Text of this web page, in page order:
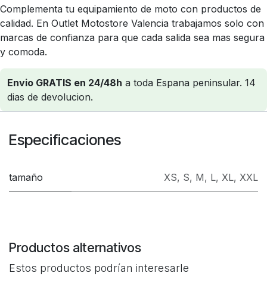
Complementa tu equipamiento de moto con productos de
calidad. En Outlet Motostore Valencia trabajamos solo con
marcas de confianza para que cada salida sea mas segura
y comoda.
Envio GRATIS en 24/48h a toda Espana peninsular. 14
dias de devolucion.
Especificaciones
tamaño XS, S, M, L, XL, XXL
Productos alternativos
Estos productos podrían interesarle